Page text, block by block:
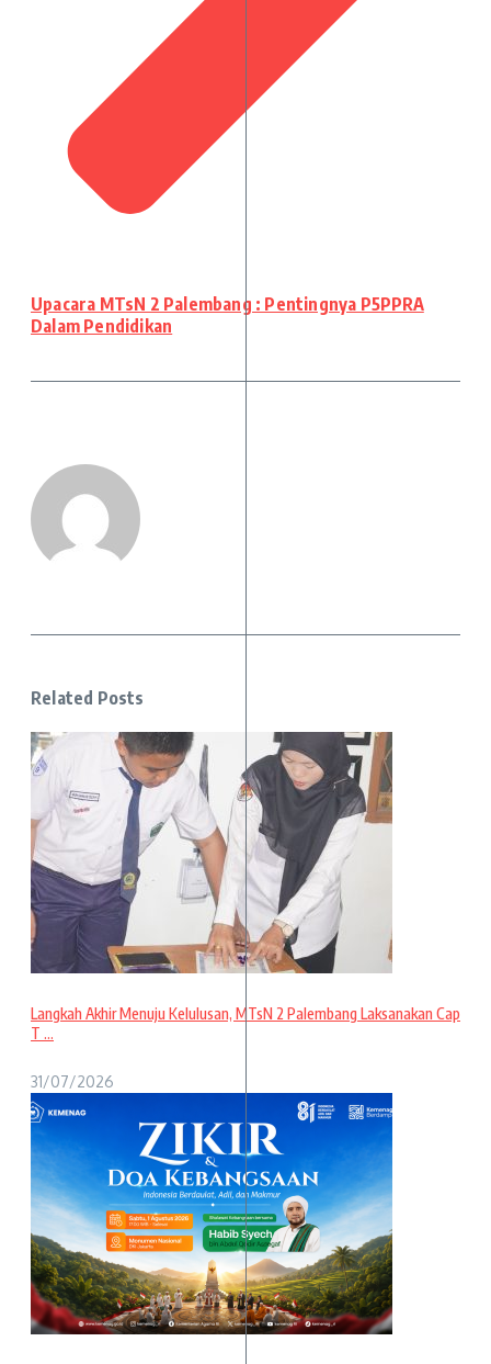
Upacara MTsN 2 Palembang : Pentingnya P5PPRA
Dalam Pendidikan
Related Posts
Langkah Akhir Menuju Kelulusan, MTsN 2 Palembang Laksanakan Cap
T ...
31/07/2026